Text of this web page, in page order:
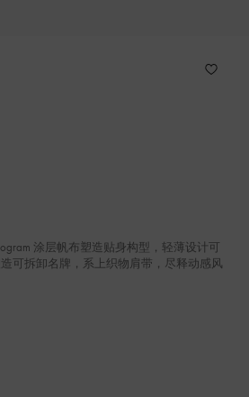
涂层帆布塑造贴身构型，轻薄设计可
可拆卸名牌，系上织物肩带，尽释动感风